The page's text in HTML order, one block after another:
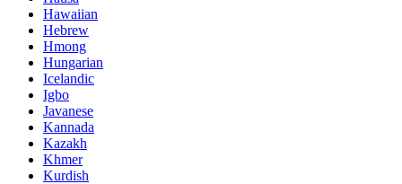
Hawaiian
Hebrew
Hmong
Hungarian
Icelandic
Igbo
Javanese
Kannada
Kazakh
Khmer
Kurdish